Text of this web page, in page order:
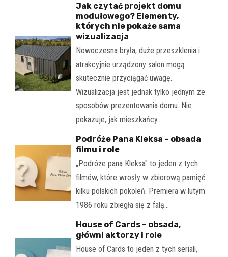
Jak czytać projekt domu
modułowego? Elementy,
których nie pokaże sama
wizualizacja
Nowoczesna bryła, duże przeszklenia i
atrakcyjnie urządzony salon mogą
skutecznie przyciągać uwagę.
Wizualizacja jest jednak tylko jednym ze
sposobów prezentowania domu. Nie
pokazuje, jak mieszkańcy…
Podróże Pana Kleksa – obsada
filmu i role
„Podróże pana Kleksa" to jeden z tych
filmów, które wrosły w zbiorową pamięć
kilku polskich pokoleń. Premiera w lutym
1986 roku zbiegła się z falą…
House of Cards – obsada,
główni aktorzy i role
House of Cards to jeden z tych seriali,